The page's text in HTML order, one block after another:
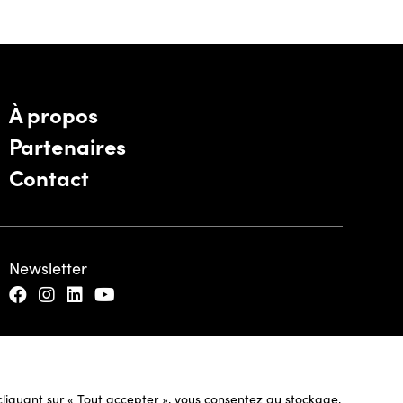
sur « Tout accepter », vous consentez au stockage,
À propos
Partenaires
Contact
Newsletter